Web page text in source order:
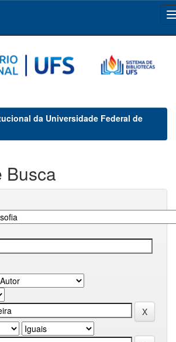
da Universidade Federal de
Busca